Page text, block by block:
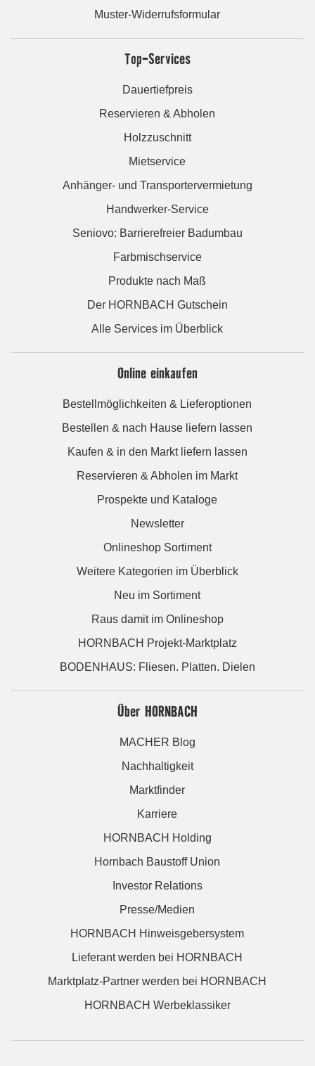
Muster-Widerrufsformular
Top-Services
Dauertiefpreis
Reservieren & Abholen
Holzzuschnitt
Mietservice
Anhänger- und Transportervermietung
Handwerker-Service
Seniovo: Barrierefreier Badumbau
Farbmischservice
Produkte nach Maß
Der HORNBACH Gutschein
Alle Services im Überblick
Online einkaufen
Bestellmöglichkeiten & Lieferoptionen
Bestellen & nach Hause liefern lassen
Kaufen & in den Markt liefern lassen
Reservieren & Abholen im Markt
Prospekte und Kataloge
Newsletter
Onlineshop Sortiment
Weitere Kategorien im Überblick
Neu im Sortiment
Raus damit im Onlineshop
HORNBACH Projekt-Marktplatz
BODENHAUS: Fliesen. Platten. Dielen
Über HORNBACH
MACHER Blog
Nachhaltigkeit
Marktfinder
Karriere
HORNBACH Holding
Hornbach Baustoff Union
Investor Relations
Presse/Medien
HORNBACH Hinweisgebersystem
Lieferant werden bei HORNBACH
Marktplatz-Partner werden bei HORNBACH
HORNBACH Werbeklassiker